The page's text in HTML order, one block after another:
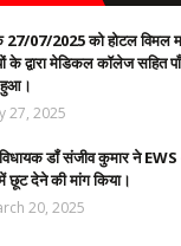
27/07/2025 को होटल विमल
के द्वारा मेडिकल कॉलेज सहित
हुआ।
27, 2025
डॉं संजीव कुमार ने
छूट देने की मांग किया।
20, 2025